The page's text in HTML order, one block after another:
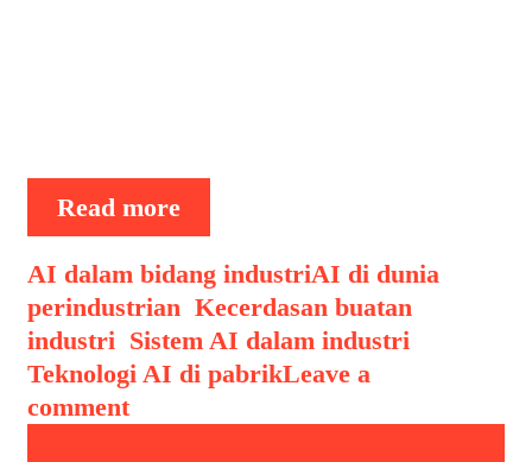
Read moreRevolusi
Industri
4.0:
Peran
Penting
Sistem
Categories
AI dalam bidang industriTags
AI di dunia
perindustrian Kecerdasan buatan
industri Sistem AI dalam industri
Teknologi AI di pabrikLeave a
comment